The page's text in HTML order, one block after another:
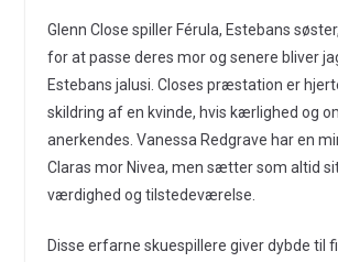
Glenn Close spiller Férula, Estebans
for at passe deres mor og senere bliver
Estebans jalusi. Closes præstation er
skildring af en kvinde, hvis kærlighed og
anerkendes. Vanessa Redgrave har en
Claras mor Nivea, men sætter som altid
værdighed og tilstedeværelse.
Disse erfarne skuespillere giver dybde til